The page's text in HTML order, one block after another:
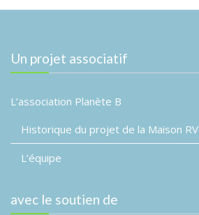
Un projet associatif
L’association Planète B
Historique du projet de la Maison RV
L’équipe
avec le soutien de